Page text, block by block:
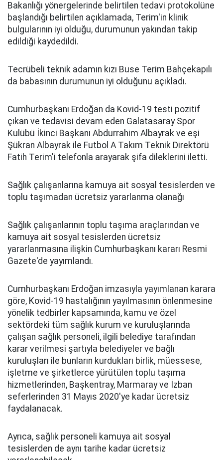
Bakanlığı yönergelerinde belirtilen tedavi protokolüne
başlandığı belirtilen açıklamada, Terim'in klinik
bulgularının iyi olduğu, durumunun yakından takip
edildiği kaydedildi.
Tecrübeli teknik adamın kızı Buse Terim Bahçekapılı
da babasının durumunun iyi olduğunu açıkladı.
Cumhurbaşkanı Erdoğan da Kovid-19 testi pozitif
çıkan ve tedavisi devam eden Galatasaray Spor
Kulübü İkinci Başkanı Abdurrahim Albayrak ve eşi
Şükran Albayrak ile Futbol A Takım Teknik Direktörü
Fatih Terim'i telefonla arayarak şifa dileklerini iletti.
Sağlık çalışanlarına kamuya ait sosyal tesislerden ve
toplu taşımadan ücretsiz yararlanma olanağı
Sağlık çalışanlarının toplu taşıma araçlarından ve
kamuya ait sosyal tesislerden ücretsiz
yararlanmasına ilişkin Cumhurbaşkanı kararı Resmi
Gazete'de yayımlandı.
Cumhurbaşkanı Erdoğan imzasıyla yayımlanan karara
göre, Kovid-19 hastalığının yayılmasının önlenmesine
yönelik tedbirler kapsamında, kamu ve özel
sektördeki tüm sağlık kurum ve kuruluşlarında
çalışan sağlık personeli, ilgili belediye tarafından
karar verilmesi şartıyla belediyeler ve bağlı
kuruluşları ile bunların kurdukları birlik, müessese,
işletme ve şirketlerce yürütülen toplu taşıma
hizmetlerinden, Başkentray, Marmaray ve İzban
seferlerinden 31 Mayıs 2020'ye kadar ücretsiz
faydalanacak.
Ayrıca, sağlık personeli kamuya ait sosyal
tesislerden de aynı tarihe kadar ücretsiz